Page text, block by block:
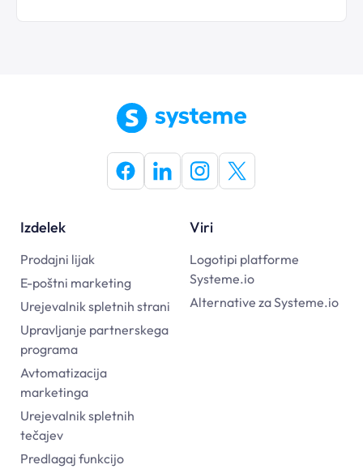
Izdelek
Prodajni lijak
E-poštni marketing
Urejevalnik spletnih strani
Upravljanje partnerskega
programa
Avtomatizacija
marketinga
Urejevalnik spletnih
tečajev
Predlagaj funkcijo
Viri
Logotipi platforme
Systeme.io
Alternative za Systeme.io